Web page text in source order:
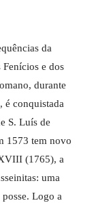
da
e dos
durante
é conquistada
S. Luís de
1573 tem novo
(1765), a
uma
Logo a